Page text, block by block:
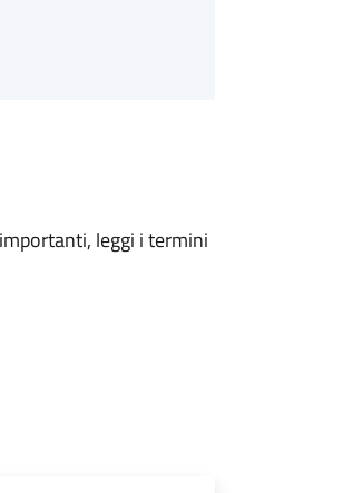
leggi i termini